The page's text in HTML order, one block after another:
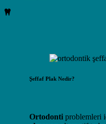
Şeffaf Plak Nedir?
Ortodonti problemleri